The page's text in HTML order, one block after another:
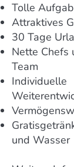
Tolle
Attraktives
30 Tage
Nette Chefs
Team
Individuelle
und Wasser